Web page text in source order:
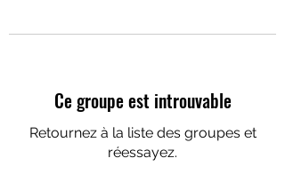
Ce groupe est introuvable
Retournez à la liste des groupes et
réessayez.